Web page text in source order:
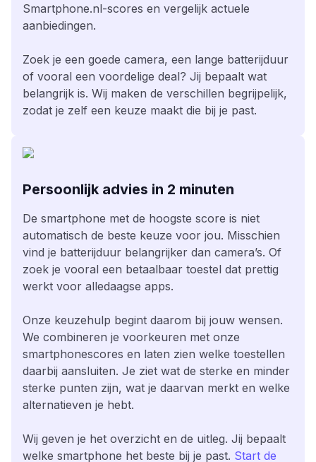
Smartphone.nl-scores en vergelijk actuele
aanbiedingen.
Zoek je een goede camera, een lange batterijduur
of vooral een voordelige deal? Jij bepaalt wat
belangrijk is. Wij maken de verschillen begrijpelijk,
zodat je zelf een keuze maakt die bij je past.
Persoonlijk advies in 2 minuten
De smartphone met de hoogste score is niet
automatisch de beste keuze voor jou. Misschien
vind je batterijduur belangrijker dan camera’s. Of
zoek je vooral een betaalbaar toestel dat prettig
werkt voor alledaagse apps.
Onze keuzehulp begint daarom bij jouw wensen.
We combineren je voorkeuren met onze
smartphonescores en laten zien welke toestellen
daarbij aansluiten. Je ziet wat de sterke en minder
sterke punten zijn, wat je daarvan merkt en welke
alternatieven je hebt.
Wij geven je het overzicht en de uitleg. Jij bepaalt
welke smartphone het beste bij je past. Start de